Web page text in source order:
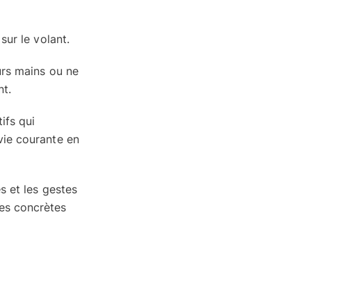
le volant.
mains ou ne
qui
courante en
et les gestes
concrètes